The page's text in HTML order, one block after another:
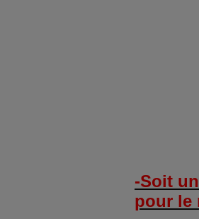
-Soit
pour le